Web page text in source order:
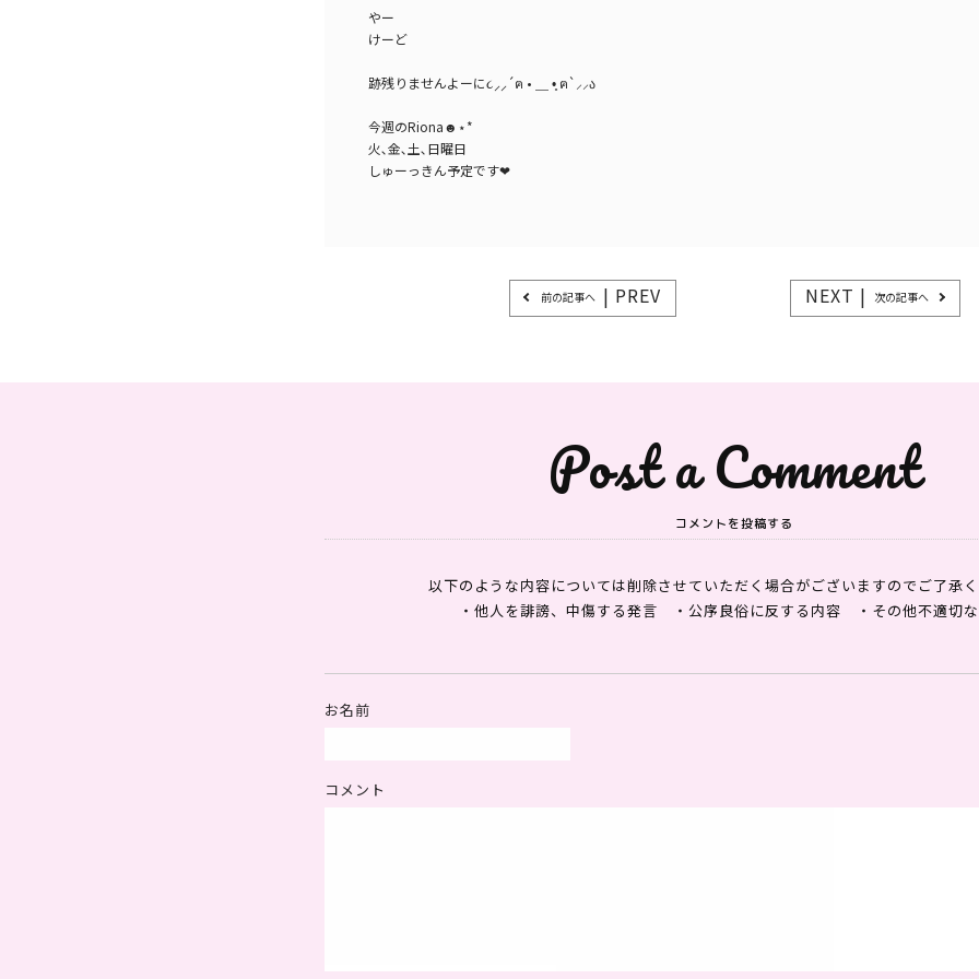
やー
けーど
跡残りませんよーに૮⸝⸝´ฅ • ＿ •̥ ฅ`⸝⸝ა
今週のRiona☻⋆*
火､金､土､日曜日
しゅーっきん予定です❤︎
前の記事へ | PREV NEXT | 次の記事へ
Post a Comment
コメントを投稿する
以下のような内容については削除させていただく場合がございますのでご了承く
・他人を誹謗、中傷する発言
・公序良俗に反する内容 ・その他不適切
お名前
コメント